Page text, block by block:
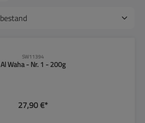
SW11394
Al Waha - Nr. 1 - 200g
27,90 €*